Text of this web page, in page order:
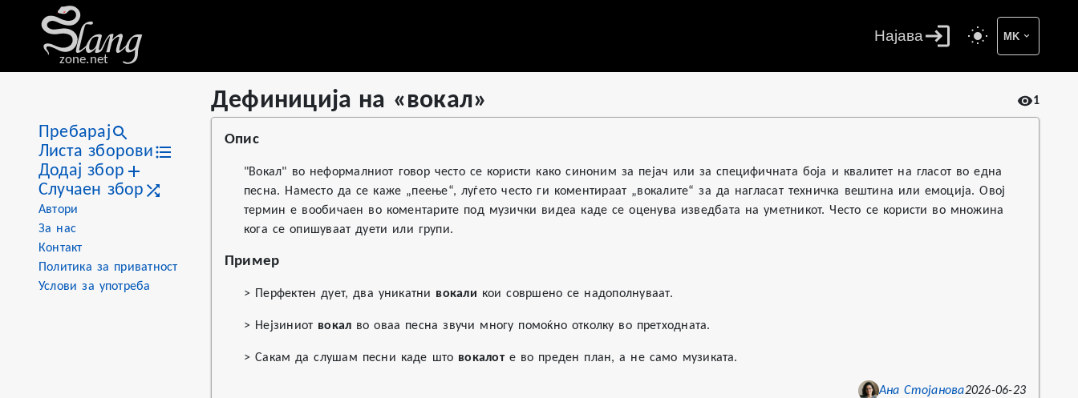
zone.net
Најава MK
Пребарај
Листа зборови
Додај збор
Случаен збор
Автори
За нас
Контакт
Политика за приватност
Услови за употреба
Дефиниција на «вокал»
1
Дефиниција на «вокал»
Stat
Value
Views
1
Definitions
First seen
2026
Опис
"Вокал" во неформалниот говор често се користи како синоним за пејач или за специфичната боја и квалитет на гласот во една
песна. Наместо да се каже „пеење“, луѓето често ги коментираат „вокалите“ за да нагласат техничка вештина или емоција. Овој
термин е вообичаен во коментарите под музички видеа каде се оценува изведбата на уметникот. Често се користи во множина
кога се опишуваат дуети или групи.
Пример
> Перфектен дует, два уникатни вокали кои совршено се надополнуваат.
> Нејзиниот вокал во оваа песна звучи многу помоќно отколку во претходната.
> Сакам да слушам песни каде што вокалоте во преден план, а не само музиката.
Ана Стојанова2026-06-23